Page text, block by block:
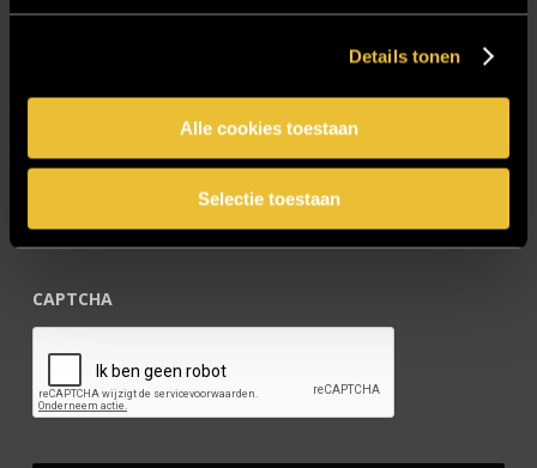
Details tonen
Alle cookies toestaan
Selectie toestaan
CAPTCHA